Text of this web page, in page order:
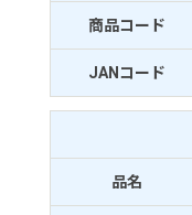
商品コード
JANコード
品名